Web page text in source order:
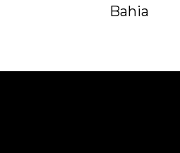
Bahia